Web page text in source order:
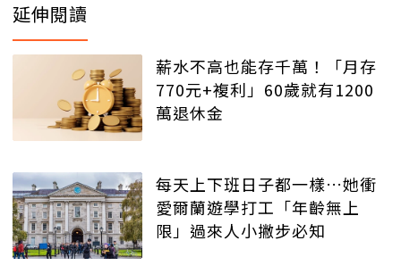
延伸閱讀
薪水不高也能存千萬！「月存
770元+複利」60歲就有1200
萬退休金
每天上下班日子都一樣…她衝
愛爾蘭遊學打工「年齡無上
限」過來人小撇步必知